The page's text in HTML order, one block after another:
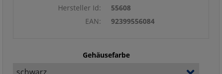
Hersteller Id:
55608
EAN:
92399556084
Gehäusefarbe